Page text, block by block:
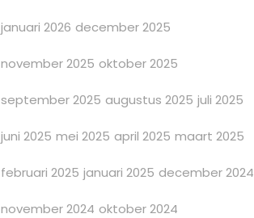
januari 2026 december 2025
november 2025 oktober 2025
september 2025 augustus 2025 juli 2025
juni 2025 mei 2025 april 2025 maart 2025
februari 2025 januari 2025 december 2024
november 2024 oktober 2024